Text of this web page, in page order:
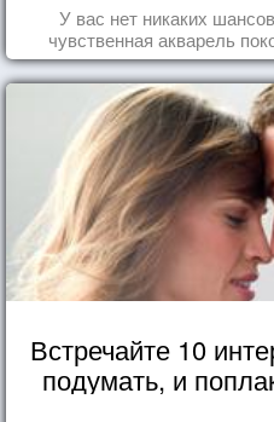
У вас нет никаких
чувственная акварель
Встречайте 10
подумать, и